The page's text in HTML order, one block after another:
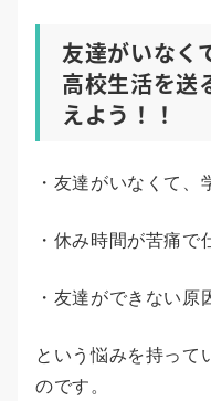
友達がいなく
高校生活を送
えよう！！
・友達がいなくて
・休み時間が苦痛で
・友達ができない原
という悩みを持って
のです。